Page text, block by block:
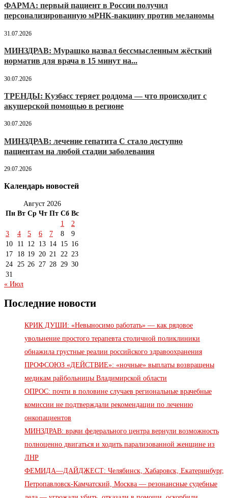
ФАРМА: первый пациент в России получил
персонализированную мРНК-вакцину против меланомы
31.07.2026
МИНЗДРАВ: Мурашко назвал бессмысленным жёсткий
норматив для врача в 15 минут на...
30.07.2026
ТРЕНДЫ: Кузбасс теряет роддома — что происходит с
акушерской помощью в регионе
30.07.2026
МИНЗДРАВ: лечение гепатита С стало доступно
пациентам на любой стадии заболевания
29.07.2026
Календарь новостей
Август 2026
Пн Вт Ср Чт Пт Сб Вс
1
2
3
4 5 6 7 8
9
10
11 12 13 14 15 16
17
18 19 20 21 22 23
24
25 26 27 28 29 30
31
« Июл
Последние новости
КРИК ДУШИ: «Невыносимо работать» — как рядовое
увольнение простого терапевта столичной поликлиники
обнажила грустные реалии российского здравоохранения
ПРОФСОЮЗ «ДЕЙСТВИЕ»: «ночные» выплаты возвращены
медикам райбольницы Владимирской области
ОПРОС: почти в половине случаев региональные врачебные
комиссии не подтверждали рекомендации по лечению
онкопациентов
МИНЗДРАВ: врачи федерального центра вернули возможность
полноценно двигаться и ходить парализованной женщине из
ЛНР
ФЕМИДА—ДАЙДЖЕСТ: Челябинск, Хабаровск, Екатеринбург,
Петропавловск-Камчатский, Москва — резонансные судебные